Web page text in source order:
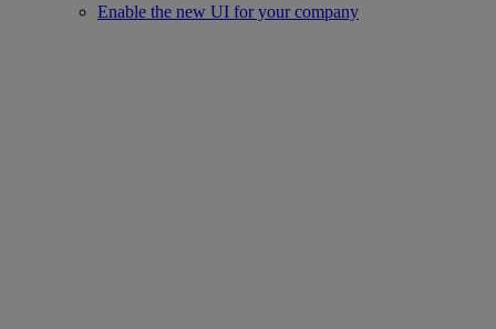
Enable the new UI for your company